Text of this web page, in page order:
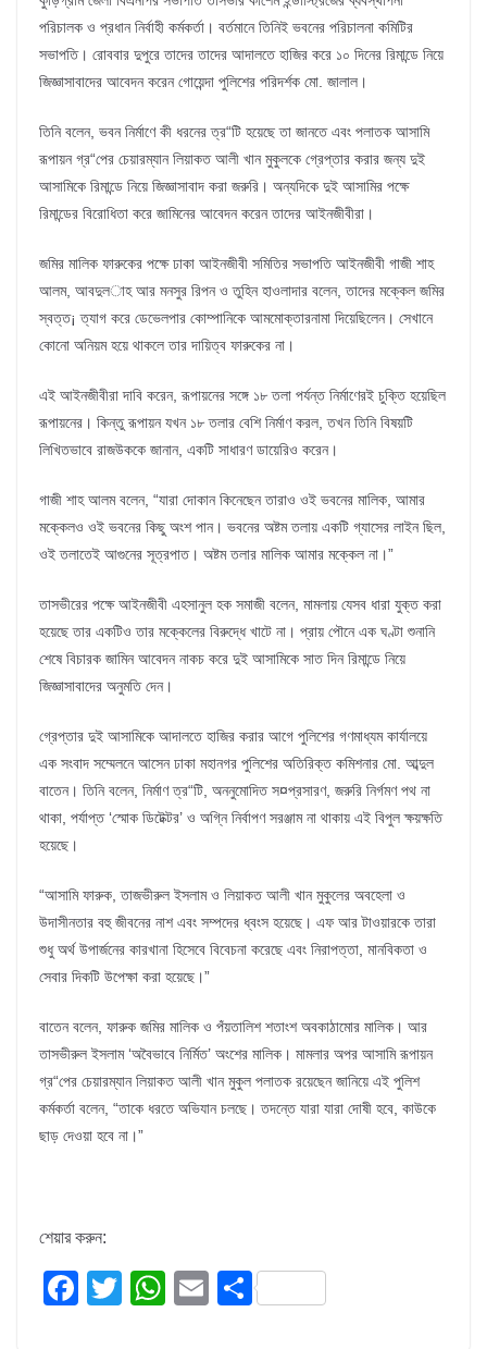
পরিচালক ও প্রধান নির্বাহী কর্মকর্তা। বর্তমানে তিনিই ভবনের পরিচালনা কমিটির
সভাপতি। রোববার দুপুরে তাদের তাদের আদালতে হাজির করে ১০ দিনের রিমান্ডে নিয়ে
জিজ্ঞাসাবাদের আবেদন করেন গোয়েন্দা পুলিশের পরিদর্শক মো. জালাল।
তিনি বলেন, ভবন নির্মাণে কী ধরনের ত্র“টি হয়েছে তা জানতে এবং পলাতক আসামি
রূপায়ন গ্র“পের চেয়ারম্যান লিয়াকত আলী খান মুকুলকে গ্রেপ্তার করার জন্য দুই
আসামিকে রিমান্ডে নিয়ে জিজ্ঞাসাবাদ করা জরুরি। অন্যদিকে দুই আসামির পক্ষে
রিমান্ডের বিরোধিতা করে জামিনের আবেদন করেন তাদের আইনজীবীরা।
জমির মালিক ফারুকের পক্ষে ঢাকা আইনজীবী সমিতির সভাপতি আইনজীবী গাজী শাহ
আলম, আবদুল­াহ আর মনসুর রিপন ও তুহিন হাওলাদার বলেন, তাদের মক্কেল জমির
স্বত্ত¡ ত্যাগ করে ডেভেলপার কোম্পানিকে আমমোক্তারনামা দিয়েছিলেন। সেখানে
কোনো অনিয়ম হয়ে থাকলে তার দায়িত্ব ফারুকের না।
এই আইনজীবীরা দাবি করেন, রূপায়নের সঙ্গে ১৮ তলা পর্যন্ত নির্মাণেরই চুক্তি হয়েছিল
রূপায়নের। কিন্তু রূপায়ন যখন ১৮ তলার বেশি নির্মাণ করল, তখন তিনি বিষয়টি
লিখিতভাবে রাজউককে জানান, একটি সাধারণ ডায়েরিও করেন।
গাজী শাহ আলম বলেন, “যারা দোকান কিনেছেন তারাও ওই ভবনের মালিক, আমার
মক্কেলও ওই ভবনের কিছু অংশ পান। ভবনের অষ্টম তলায় একটি গ্যাসের লাইন ছিল,
ওই তলাতেই আগুনের সূত্রপাত। অষ্টম তলার মালিক আমার মক্কেল না।”
তাসভীরের পক্ষে আইনজীবী এহসানুল হক সমাজী বলেন, মামলায় যেসব ধারা যুক্ত করা
হয়েছে তার একটিও তার মক্কেলের বিরুদ্ধে খাটে না। প্রায় পৌনে এক ঘণ্টা শুনানি
শেষে বিচারক জামিন আবেদন নাকচ করে দুই আসামিকে সাত দিন রিমান্ডে নিয়ে
জিজ্ঞাসাবাদের অনুমতি দেন।
গ্রেপ্তার দুই আসামিকে আদালতে হাজির করার আগে পুলিশের গণমাধ্যম কার্যালয়ে
এক সংবাদ সম্মেলনে আসেন ঢাকা মহানগর পুলিশের অতিরিক্ত কমিশনার মো. আব্দুল
বাতেন। তিনি বলেন, নির্মাণ ত্র“টি, অননুমোদিত স¤প্রসারণ, জরুরি নির্গমণ পথ না
থাকা, পর্যাপ্ত ‘স্মোক ডিটেক্টর’ ও অগ্নি নির্বাপণ সরঞ্জাম না থাকায় এই বিপুল ক্ষয়ক্ষতি
হয়েছে।
“আসামি ফারুক, তাজভীরুল ইসলাম ও লিয়াকত আলী খান মুকুলের অবহেলা ও
উদাসীনতার বহু জীবনের নাশ এবং সম্পদের ধ্বংস হয়েছে। এফ আর টাওয়ারকে তারা
শুধু অর্থ উপার্জনের কারখানা হিসেবে বিবেচনা করেছে এবং নিরাপত্তা, মানবিকতা ও
সেবার দিকটি উপেক্ষা করা হয়েছে।”
বাতেন বলেন, ফারুক জমির মালিক ও পঁয়তালি­শ শতাংশ অবকাঠামোর মালিক। আর
তাসভীরুল ইসলাম ‘অবৈভাবে নির্মিত’ অংশের মালিক। মামলার অপর আসামি রূপায়ন
গ্র“পের চেয়ারম্যান লিয়াকত আলী খান মুকুল পলাতক রয়েছেন জানিয়ে এই পুলিশ
কর্মকর্তা বলেন, “তাকে ধরতে অভিযান চলছে। তদন্তে যারা যারা দোষী হবে, কাউকে
ছাড় দেওয়া হবে না।”
শেয়ার করুন:
F
T
W
E S